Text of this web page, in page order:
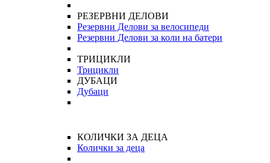
РЕЗЕРВНИ ДЕЛОВИ
Резервни Делови за велосипеди
Резервни Делови за коли на батери
ТРИЦИКЛИ
Трицикли
ДУБАЦИ
Дубаци
КОЛИЧКИ ЗА ДЕЦА
Колички за деца